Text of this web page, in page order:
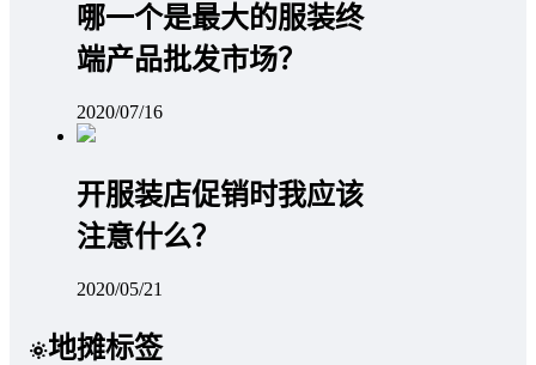
哪一个是最大的服装终
端产品批发市场？
2020/07/16
开服装店促销时我应该
注意什么？
2020/05/21
地摊标签